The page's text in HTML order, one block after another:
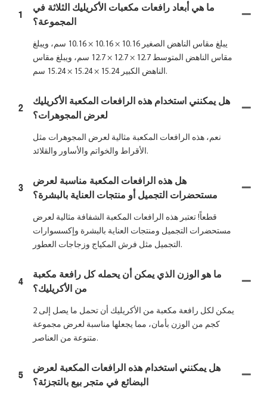
1
ما هي أبعاد رافعات مكعبات الأكريليك الثلاثة في
المجموعة؟
يبلغ مقاس الناهض الصغير 10.16 × 10.16 × 10.16 سم، ويبلغ
مقاس الناهض المتوسط ​​12.7 × 12.7 × 12.7 سم، ويبلغ مقاس
الناهض الكبير 15.24 × 15.24 × 15.24 سم.
2
هل يمكنني استخدام هذه الرافعات المكعبة الأكريليك
لعرض المجوهرات؟
نعم، هذه الرافعات المكعبة مثالية لعرض المجوهرات مثل
الأقراط والخواتم والأساور والقلائد.
3
هل هذه الرافعات المكعبة مناسبة لعرض
مستحضرات التجميل أو منتجات العناية بالبشرة؟
قطعاً! تعتبر هذه الرافعات المكعبة الشفافة مثالية لعرض
مستحضرات التجميل ومنتجات العناية بالبشرة وإكسسوارات
التجميل مثل فرش المكياج وزجاجات العطور.
4
ما هو الوزن الذي يمكن أن يحمله كل رافعة مكعبة
من الأكريليك؟
يمكن لكل رافعة مكعبة من الأكريليك أن تحمل ما يصل إلى 2
كجم من الوزن بأمان، مما يجعلها مناسبة لعرض مجموعة
متنوعة من العناصر.
5
هل يمكنني استخدام هذه الرافعات المكعبة لعرض
البضائع في متجر بيع بالتجزئة؟